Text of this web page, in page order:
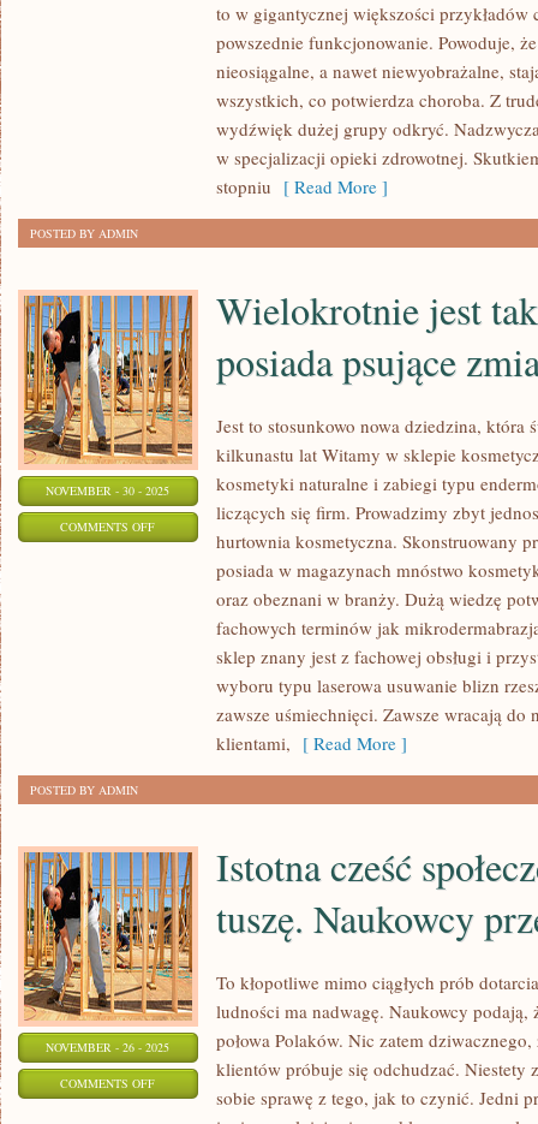
CHWILOWO
ŚWIADKAMI
MAŁA
to w gigantycznej większości przykładów
powszednie funkcjonowanie. Powoduje,
nieosiągalne, a nawet niewyobrażalne,
wszystkich, co potwierdza choroba. Z
wydźwięk dużej grupy odkryć.
w specjalizacji opieki zdrowotnej.
stopniu [ Read More ]
POSTED BY ADMIN
NOVEMBER - 30 - 2025
COMMENTS OFFON
Wielokrotnie jest
posiada psujące
Jest to stosunkowo nowa dziedzina,
kilkunastu lat Witamy w sklepie
kosmetyki naturalne i zabiegi typu
liczących się firm. Prowadzimy zbyt
hurtownia kosmetyczna. Skonstruowany
posiada w magazynach mnóstwo
oraz obeznani w branży. Dużą wiedzę
fachowych terminów jak
sklep znany jest z fachowej obsługi i
wyboru typu laserowa usuwanie blizn
zawsze uśmiechnięci. Zawsze wracają do
klientami, [ Read More ]
POSTED BY ADMIN
NOVEMBER - 26 - 2025
COMMENTS OFFON
Istotna cześć
tuszę. Naukowcy
To kłopotliwe mimo ciągłych prób
ludności ma nadwagę. Naukowcy podają,
połowa Polaków. Nic zatem
klientów próbuje się odchudzać. Niestety
sobie sprawę z tego, jak to czynić. Jedni